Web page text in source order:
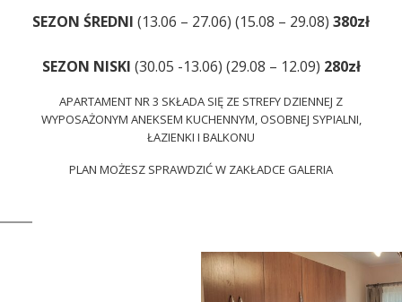
SEZON ŚREDNI (13.06 – 27.06) (15.08 – 29.08) 380zł
SEZON NISKI (30.05 -13.06) (29.08 – 12.09) 280zł
APARTAMENT NR 3 SKŁADA SIĘ ZE STREFY DZIENNEJ Z
WYPOSAŻONYM ANEKSEM KUCHENNYM, OSOBNEJ SYPIALNI,
ŁAZIENKI I BALKONU
PLAN MOŻESZ SPRAWDZIĆ W ZAKŁADCE GALERIA